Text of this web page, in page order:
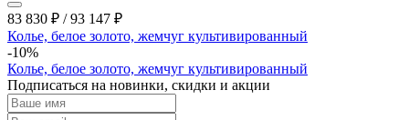
83 830 ₽ / 93 147 ₽
Колье, белое золото, жемчуг культивированный
-10%
Колье, белое золото, жемчуг культивированный
Подписаться на новинки, скидки и акции